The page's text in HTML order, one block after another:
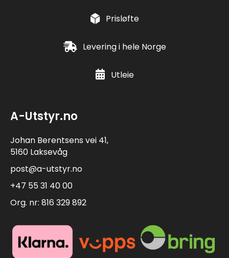
Prisløfte
Levering i hele Norge
Utleie
A-Utstyr.no
Johan Berentsens vei 41,
5160 Laksevåg
post@a-utstyr.no
+47 55 31 40 00
Org. nr: 816 329 892